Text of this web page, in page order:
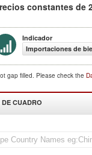
constantes de
Indicador
Importaciones de
gap filled. Please check the
DE CUADRO